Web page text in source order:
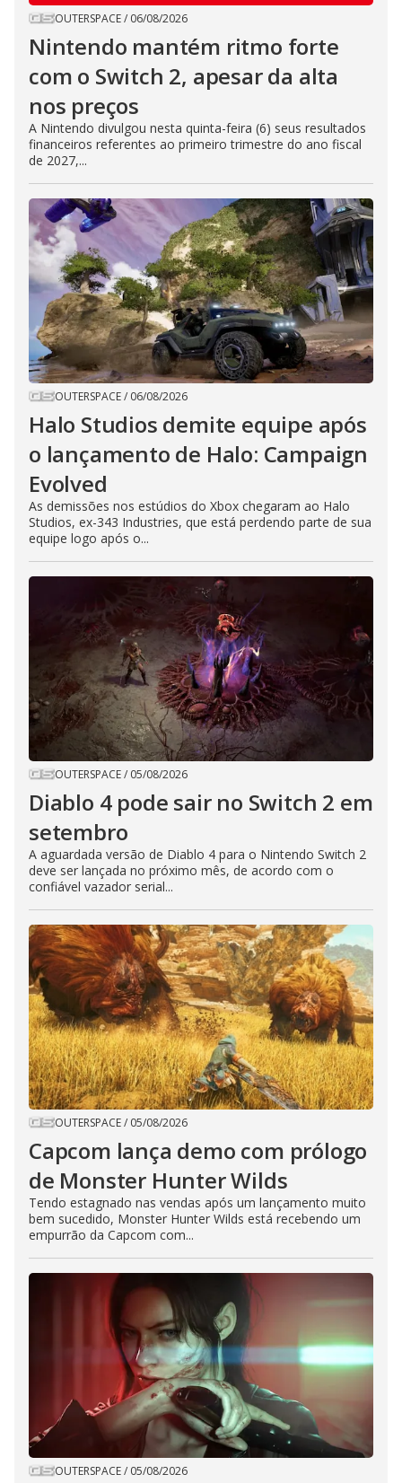
OUTERSPACE/ 06/08/2026
Nintendo mantém ritmo forte
com o Switch 2, apesar da alta
nos preços
A Nintendo divulgou nesta quinta-feira (6) seus resultados
financeiros referentes ao primeiro trimestre do ano fiscal
de 2027,...
OUTERSPACE/ 06/08/2026
Halo Studios demite equipe após
o lançamento de Halo: Campaign
Evolved
As demissões nos estúdios do Xbox chegaram ao Halo
Studios, ex-343 Industries, que está perdendo parte de sua
equipe logo após o...
OUTERSPACE/ 05/08/2026
Diablo 4 pode sair no Switch 2 em
setembro
A aguardada versão de Diablo 4 para o Nintendo Switch 2
deve ser lançada no próximo mês, de acordo com o
confiável vazador serial...
OUTERSPACE/ 05/08/2026
Capcom lança demo com prólogo
de Monster Hunter Wilds
Tendo estagnado nas vendas após um lançamento muito
bem sucedido, Monster Hunter Wilds está recebendo um
empurrão da Capcom com...
OUTERSPACE/ 05/08/2026